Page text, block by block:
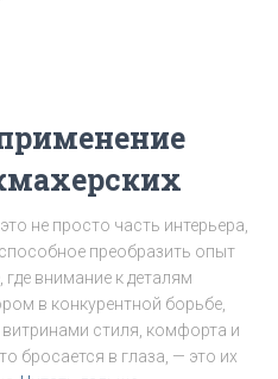
не просто часть интерьера,
преобразить опыт
внимание к деталям
в конкурентной борьбе,
стиля, комфорта и
бросается в глаза, — это их